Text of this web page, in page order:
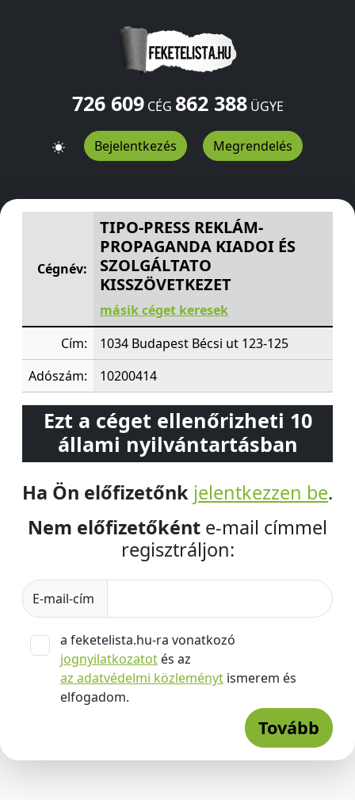
726 609CÉG 862 388ÜGYE
Bejelentkezés Megrendelés
TIPO-PRESS REKLÁM- PROPAGANDA KIADOI ÉS
Cégnév:
TIPO-PRESS REKLÁM-
PROPAGANDA KIADOI ÉS
SZOLGÁLTATO
KISSZÖVETKEZET
másik céget keresek
Cím:
1034 Budapest Bécsi ut 123-125
Adószám:
10200414
Ezt a céget ellenőrizheti 10
állami nyilvántartásban
Ha Ön előfizetőnk jelentkezzen be.
Nem előfizetőként e-mail címmel
regisztráljon:
E-mail-cím
a feketelista.hu-ra vonatkozó
jognyilatkozatot és az
az adatvédelmi közleményt ismerem és
elfogadom.
Tovább